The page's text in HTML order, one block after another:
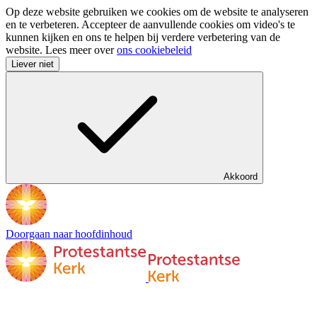
Op deze website gebruiken we cookies om de website te analyseren
en te verbeteren. Accepteer de aanvullende cookies om video's te
kunnen kijken en ons te helpen bij verdere verbetering van de
website. Lees meer overons cookiebeleid
Liever niet
Akkoord
Doorgaan naar hoofdinhoud